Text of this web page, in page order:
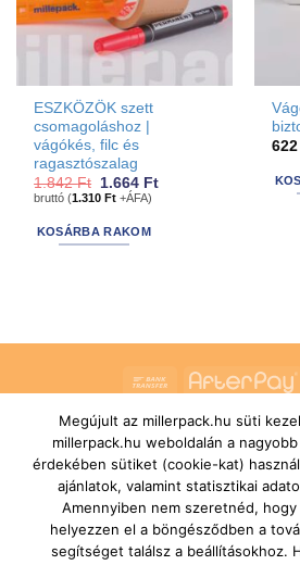
ESZKÖZÖK szett
csomagoláshoz |
vágókés, filc és
ragasztószalag
1.842Ft Original
price
1.842 Ft.
1.664 FtCurrent
bruttó (1.310Ft +ÁFA)
KOSÁRBA RAKOM
622
Bank
RÓLUNK
ÁLTALÁNOS
SZÁLLÍTÁSI ÉS FIZETÉSI FELTÉTELEK
IMPRESSZUM
KAPCSOLAT
FELIRATKOZÁS
Copyright 2026 ©MILLERPACK.HU
Hungary
Megújult az millerpack.hu süti
millerpack.hu weboldalán a
érdekében sütiket (cookie-kat)
ajánlatok, valamint statisztikai
Amennyiben nem szeretnéd,
helyezzen el a böngésződben a
segítséget találsz a beállításokhoz.